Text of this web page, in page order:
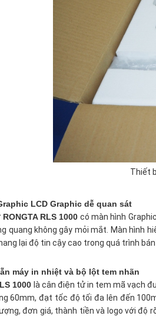
Thiết
LCD Graphic dễ quan sát
RONGTA RLS 1000có màn hình
quang không gây mỏi mắt. Màn hình
lại độ tin cậy cao trong quá trình
máy in nhiệt và bộ lột tem nhãn
1000 là cân điện tử in tem mã vạch
60mm, đạt tốc độ tối đa lên đến
đơn giá, thành tiền và logo với